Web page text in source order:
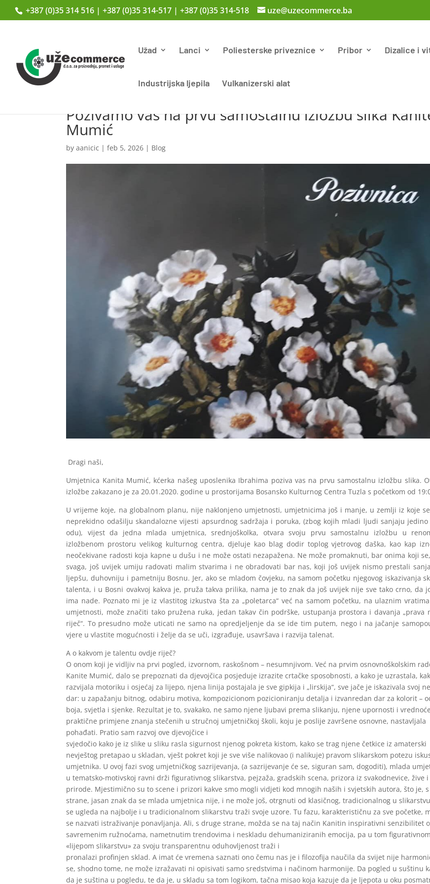
+387 (0)35 314 516 | +387 (0)35 314-517 | +387 (0)35 314-518 uze@uzecommerce.ba
Užad Lanci Poliesterske priveznice Pribor Dizalice i
Industrijska ljepila Vulkanizerski alat
Pozivamo vas na prvu samostalnu izložbu slika
Mumić
byaanicic |feb 5, 2026 | Blog
Dragi naši,
Umjetnica Kanita Mumić, kćerka našeg uposlenika Ibrahima poziva vas na prvu samostalnu izložbu slika.
izložbe zakazano je za 20.01.2020. godine u prostorijama Bosansko Kulturnog Centra Tuzla s početkom od
U vrijeme koje, na globalnom planu, nije naklonjeno umjetnosti, umjetnicima još i manje, u zemlji iz koje
neprekidno odašilju skandalozne vijesti apsurdnog sadržaja i poruka, (zbog kojih mladi ljudi sanjaju jedino
odu), vijest da jedna mlada umjetnica, srednjoškolka, otvara svoju prvu samostalnu izložbu u
izložbenom prostoru velikog kulturnog centra, djeluje kao blag dodir toplog vjetrovog daška, kao kap
neočekivane radosti koja kapne u dušu i ne može ostati nezapažena. Ne može promaknuti, bar onima koji
svaga, još uvijek umiju radovati malim stvarima i ne obradovati bar nas, koji još uvijek nismo prestali
ljepšu, duhovniju i pametniju Bosnu. Jer, ako se mladom čovjeku, na samom početku njegovog iskazivanja
talenta, i u Bosni ovakvoj kakva je, pruža takva prilika, nama je to znak da još uvijek nije sve tako crno, da
ima nade. Poznato mi je iz vlastitog izkustva šta za „poletarca“ već na samom početku, na ulaznim
umjetnosti, može značiti tako pružena ruka, jedan takav čin podrške, ustupanja prostora i davanja „prava
riječ“. To presudno može uticati ne samo na opredjeljenje da se ide tim putem, nego i na jačanje
vjere u vlastite mogućnosti i želje da se uči, izgrađuje, usavršava i razvija talenat.
A o kakvom je talentu ovdje riječ?
O onom koji je vidljiv na prvi pogled, izvornom, raskošnom – nesumnjivom. Već na prvim osnovnoškolskim
Kanite Mumić, dalo se prepoznati da djevojčica posjeduje izrazite crtačke sposobnosti, a kako je uzrastala,
razvijala motoriku i osjećaj za lijepo, njena linija postajala je sve gipkija i „lirskija“, sve jače je iskazivala svoj
dar: u zapažanju bitnog, odabiru motiva, kompozicionom pozicioniranju detalja i izvanredan dar za kolorit –
boja, svjetla i sjenke. Rezultat je to, svakako, ne samo njene ljubavi prema slikanju, njene upornosti i
praktične primjene znanja stečenih u stručnoj umjetničkoj školi, koju je poslije završene osnovne, nastavljala
pohađati. Pratio sam razvoj ove djevojčice i
svjedočio kako je iz slike u sliku rasla sigurnost njenog pokreta kistom, kako se trag njene četkice iz amaterski
nevještog pretapao u skladan, vješt pokret koji je sve više nalikovao (i nalikuje) pravom slikarskom potezu
umjetnika. U ovoj fazi svog umjetničkog sazrijevanja, (a sazrijevanje će se, siguran sam, dogoditi), mlada
u tematsko-motivskoj ravni drži figurativnog slikarstva, pejzaža, gradskih scena, prizora iz svakodnevice, žive
prirode. Mjestimično su to scene i prizori kakve smo mogli vidjeti kod mnogih naših i svjetskih autora, što je,
strane, jasan znak da se mlada umjetnica nije, i ne može još, otrgnuti od klasičnog, tradicionalnog u
se ugleda na najbolje i u tradicionalnom slikarstvu traži svoje uzore. Tu fazu, karakterističnu za sve početke,
se nazvati istraživanje ponavljanja. Ali, s druge strane, možda se na taj način Kanitin inspirativni senzibilitet
savremenim ružnoćama, nametnutim trendovima i neskladu dehumaniziranih emocija, pa u tom
«lijepom slikarstvu» za svoju transparentnu oduhovljenost traži i
pronalazi profinjen sklad. A imat će vremena saznati ono čemu nas je i filozofija naučila da svijet nije
se, shodno tome, ne može izražavati ni opisivati samo sredstvima i načinom harmonije. Da pogled u suštinu
da je suština u pogledu, te da je, u skladu sa tom logikom, tačna misao koja kazuje da je ljepota u oku